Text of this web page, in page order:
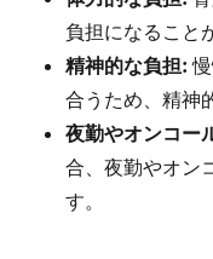
負担になること
精神的な負担:
合うため、精神
夜勤やオンコー
合、夜勤やオン
す。